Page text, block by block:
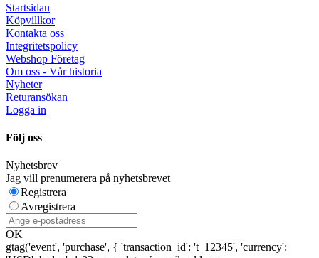
Startsidan
Köpvillkor
Kontakta oss
Integritetspolicy
Webshop Företag
Om oss - Vår historia
Nyheter
Returansökan
Logga in
Följ oss
Nyhetsbrev
Jag vill prenumerera på nyhetsbrevet
Registrera
Avregistrera
OK
gtag('event', 'purchase', { 'transaction_id': 't_12345', 'currency':